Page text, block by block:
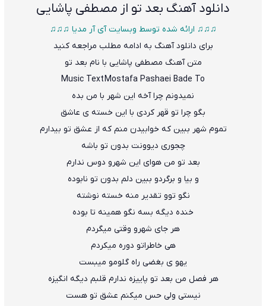
دانلود آهنگ بعد تو از مصطفی پاشایی
♫♫♫ ارائه شده توسط وبسایت آی آر مدیا ♫♫♫
برای دانلود آهنگ به ادامه مطلب مراجعه کنید
متن آهنگ مصطفی پاشایی با نام بعد تو
Music Text Mostafa Pashaei Bade To
نمیدونم چرا آخه این شهر با من بده
بگو چرا تو قهر کردی با این خسته ی عاشق
تموم شهر ببین که خوابیدن منم که از عشق تو بیدارم
چجوری دیوونت بدون تو باشه
بعد تو من هوای این شهرو دوس ندارم
و بیا و برگردو ببین دلم بدون تو نابوده
نگو توو تقدیر منه خسته نوشته
خنده دیگه بسه نگو همینه تا بوده
هر جای شهرو وقتی میگردم
هی خاطراتو دوره میکردم
یهو ی بغضی راه گلومو میبست
هر فصل من بعد تو پاییزه ندارم قلبم دیگه انگیزه
نیستی ولی حس میکنم عشق تو هست